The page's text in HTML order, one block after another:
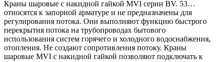
Краны шаровые с накидной гайкой MVI серии BV. 53…
относятся к запорной арматуре и не предназначены для
регулирования потока. Они выполняют функцию быстрого
перекрытия потока на трубопроводах бытового
использования систем горячего и холодного водоснабжения,
отопления. Не создают сопротивления потоку. Краны
шаровые MVI с накидной гайкой позволяют подключать к